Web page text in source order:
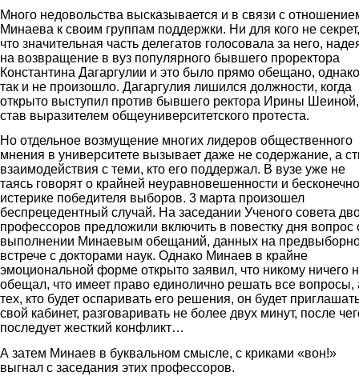
Много недовольства высказывается и в связи с
Минаева к своим группам поддержки. Ни для кого не секрет,
что значительная часть делегатов голосовала за него,
на возвращение в вуз популярного бывшего проректора
Константина Дагаргулии и это было прямо обещано, однако
так и не произошло. Дагаргулия лишился должности, когда
открыто выступил против бывшего ректора Ирины Шеиной,
став выразителем общеуниверситетского протеста.
Но отдельное возмущение многих лидеров общественного
мнения в университете вызывает даже не содержание, а
взаимодействия с теми, кто его поддержал. В вузе уже не
таясь говорят о крайней неуравновешенности и
истерике победителя выборов. 3 марта произошел
беспрецедентный случай. На заседании Ученого совета
профессоров предложили включить в повестку дня вопрос
выполнении Минаевым обещаний, данных на
встрече с докторами наук. Однако Минаев в крайне
эмоциональной форме открыто заявил, что никому ничего
обещал, что имеет право единолично решать все вопросы,
тех, кто будет оспаривать его решения, он будет
свой кабинет, разговаривать не более двух минут, после
последует жесткий конфликт…
А затем Минаев в буквальном смысле, с криками «вон!»
выгнал с заседания этих профессоров.